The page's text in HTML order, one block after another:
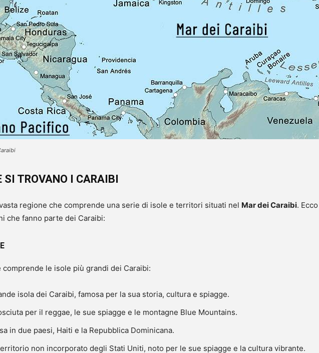
SI TROVANO I CARAIBI
regione che comprende una serie di isole e territori situati nel Mar dei Caraibi.
che fanno parte dei Caraibi:
comprende le isole più grandi dei Caraibi:
isola dei Caraibi, famosa per la sua storia, cultura e spiagge.
per il reggae, le sue spiagge e le montagne Blue Mountains.
in due paesi, Haiti e la Repubblica Dominicana.
non incorporato degli Stati Uniti, noto per le sue spiagge e la cultura vibrante.